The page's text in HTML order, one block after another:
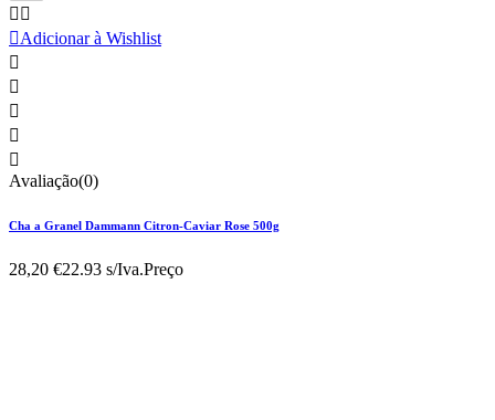
 
Adicionar à Wishlist





Avaliação(0)
Cha a Granel Dammann Citron-Caviar Rose 500g
28,20 €22.93 s/Iva.Preço